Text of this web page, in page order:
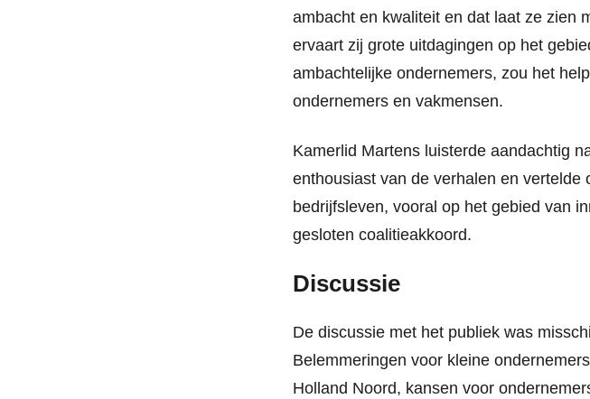
ambacht en kwaliteit en dat laat ze zien
ervaart zij grote uitdagingen op het
ambachtelijke ondernemers, zou het
ondernemers en vakmensen.
Kamerlid Martens luisterde aandachtig
enthousiast van de verhalen en
bedrijfsleven, vooral op het gebied van
gesloten coalitieakkoord.
Discussie
De discussie met het publiek was
Belemmeringen voor kleine
Holland Noord, kansen voor